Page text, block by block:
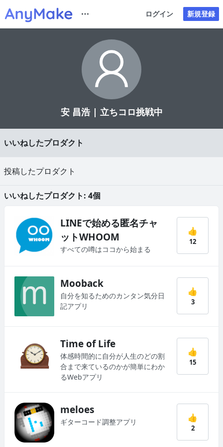
ログイン 新規登録
安 昌浩 | 立ちコロ挑戦中
いいねしたプロダクト
投稿したプロダクト
いいねしたプロダクト: 4個
LINEで始める匿名チャ
ットWHOOM
すべての噂はココから始まる
👍
12
Mooback
自分を知るためのカンタン気分日
記アプリ
👍
3
Time of Life
体感時間的に自分が人生のどの割
合まで来ているのかが簡単にわか
るWebアプリ
👍
15
meloes
ギターコード調整アプリ 👍
2